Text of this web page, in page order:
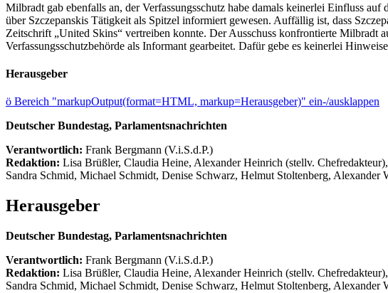
Milbradt gab ebenfalls an, der Verfassungsschutz habe damals keinerlei Einfluss
über Szczepanskis Tätigkeit als Spitzel informiert gewesen. Auffällig ist, dass
Zeitschrift „United Skins“ vertreiben konnte. Der Ausschuss konfrontierte Milbradt
Verfassungsschutzbehörde als Informant gearbeitet. Dafür gebe es keinerlei
Herausgeber
ö Bereich "markupOutput(format=HTML, markup=Herausgeber)" ein-/ausklappen
Deutscher Bundestag, Parlamentsnachrichten
Verantwortlich: Frank Bergmann (V.i.S.d.P.)
Redaktion: Lisa Brüßler, Claudia Heine, Alexander Heinrich (stellv.
Sandra Schmid, Michael Schmidt, Denise Schwarz, Helmut Stoltenberg, Alexander
Herausgeber
Deutscher Bundestag, Parlamentsnachrichten
Verantwortlich: Frank Bergmann (V.i.S.d.P.)
Redaktion: Lisa Brüßler, Claudia Heine, Alexander Heinrich (stellv.
Sandra Schmid, Michael Schmidt, Denise Schwarz, Helmut Stoltenberg, Alexander